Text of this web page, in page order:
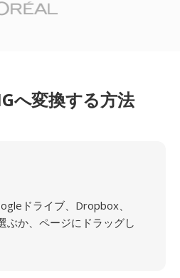
へ変換する方法
ドライブ、Dropbox、
ぶか、ページにドラッグし